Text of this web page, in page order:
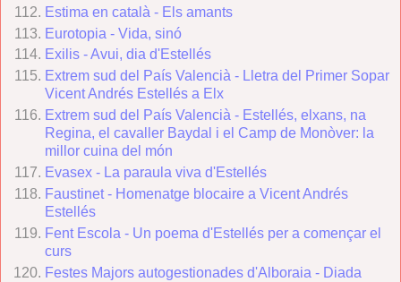
Estima en català - Els amants
Eurotopia - Vida, sinó
Exilis - Avui, dia d'Estellés
Extrem sud del País Valencià - Lletra del Primer Sopar
Vicent Andrés Estellés a Elx
Extrem sud del País Valencià - Estellés, elxans, na
Regina, el cavaller Baydal i el Camp de Monòver: la
millor cuina del món
Evasex - La paraula viva d'Estellés
Faustinet - Homenatge blocaire a Vicent Andrés
Estellés
Fent Escola - Un poema d'Estellés per a començar el
curs
Festes Majors autogestionades d'Alboraia - Diada